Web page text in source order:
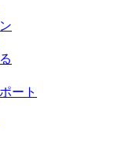
ート